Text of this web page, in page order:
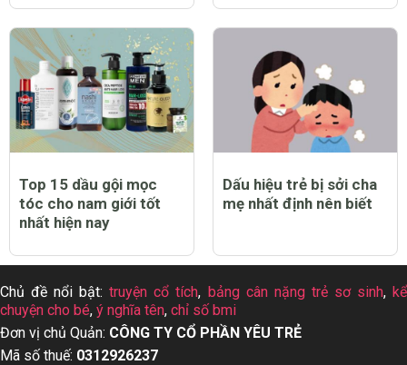
Top 15 dầu gội mọc
tóc cho nam giới tốt
nhất hiện nay
Dấu hiệu trẻ bị sởi cha
mẹ nhất định nên biết
Chủ đề nổi bật:truyện cổ tích, bảng cân nặng trẻ sơ sinh,kể
chuyện cho bé, ý nghĩa tên, chỉ số bmi
Đơn vị chủ Quản: CÔNG TY CỔ PHẦN YÊU TRẺ
Mã số thuế: 0312926237